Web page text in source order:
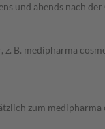
und abends nach
B. medipharma
zum